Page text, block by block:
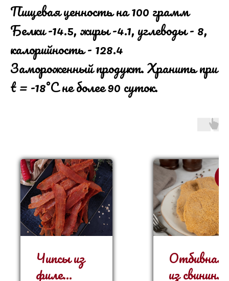
Пищевая ценность на 100 грамм
Белки -14.5, жиры -4.1, углеводы - 8,
калорийность - 128.4
Замороженный продукт. Хранить при
t = -18°С не более 90 суток.
Чипсы из
филе
Отбивная
из свинины